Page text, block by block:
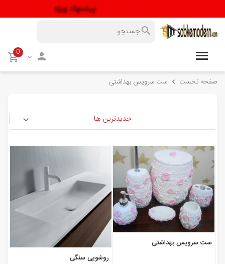
0
صفحه نخست ست سرویس بهداشتی
جدیدترین ها
ست سرویس بهداشتی
روشویی سنگی